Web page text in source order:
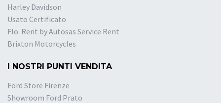
Harley Davidson
Usato Certificato
Flo. Rent by Autosas Service Rent
Brixton Motorcycles
I NOSTRI PUNTI VENDITA
Ford Store Firenze
Showroom Ford Prato